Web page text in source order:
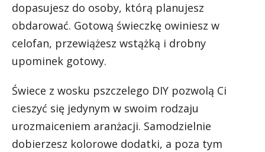
dopasujesz do osoby, którą planujesz
obdarować. Gotową świeczkę owiniesz w
celofan, przewiążesz wstążką i drobny
upominek gotowy.
Świece z wosku pszczelego DIY pozwolą Ci
cieszyć się jedynym w swoim rodzaju
urozmaiceniem aranżacji. Samodzielnie
dobierzesz kolorowe dodatki, a poza tym